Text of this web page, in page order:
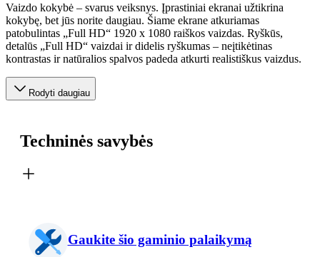
Vaizdo kokybė – svarus veiksnys. Įprastiniai ekranai užtikrina
kokybę, bet jūs norite daugiau. Šiame ekrane atkuriamas
patobulintas „Full HD“ 1920 x 1080 raiškos vaizdas. Ryškūs,
detalūs „Full HD“ vaizdai ir didelis ryškumas – neįtikėtinas
kontrastas ir natūralios spalvos padeda atkurti realistiškus vaizdus.
Rodyti daugiau
Techninės savybės
Gaukite šio gaminio palaikymą